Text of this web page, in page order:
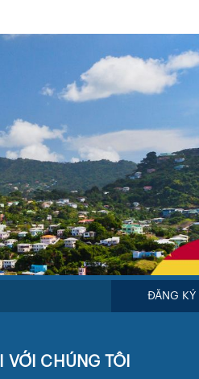
ĐĂNG KÝ
VỚI CHÚNG TÔI